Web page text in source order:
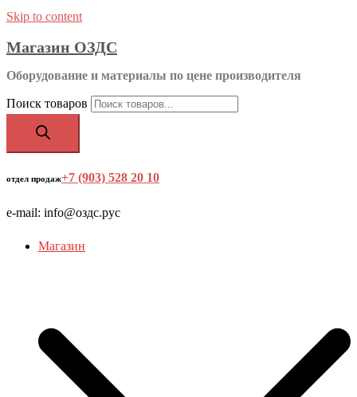
Skip to content
Магазин ОЗДС
Оборудование и материалы по цене производителя
Поиск товаров
отдел продаж+7 (903) 528 20 10
e-mail: info@оздс.рус
Магазин